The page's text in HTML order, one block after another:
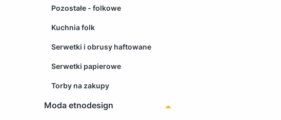
Pozostałe - folkowe
Kuchnia folk
Serwetki i obrusy haftowane
Serwetki papierowe
Torby na zakupy
Moda etnodesign